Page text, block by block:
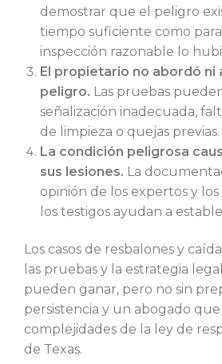
demostrar que el peligro
tiempo suficiente como
inspección razonable lo
El propietario no abordó ni
peligro. Las pruebas
señalización inadecuada,
de limpieza o quejas previas.
La condición peligrosa
sus lesiones. La
opinión de los expertos y
los testigos ayudan a
Los casos de resbalones y
las pruebas y la estrategia
pueden ganar, pero no sin
persistencia y un abogado
complejidades de la ley de
de Texas.